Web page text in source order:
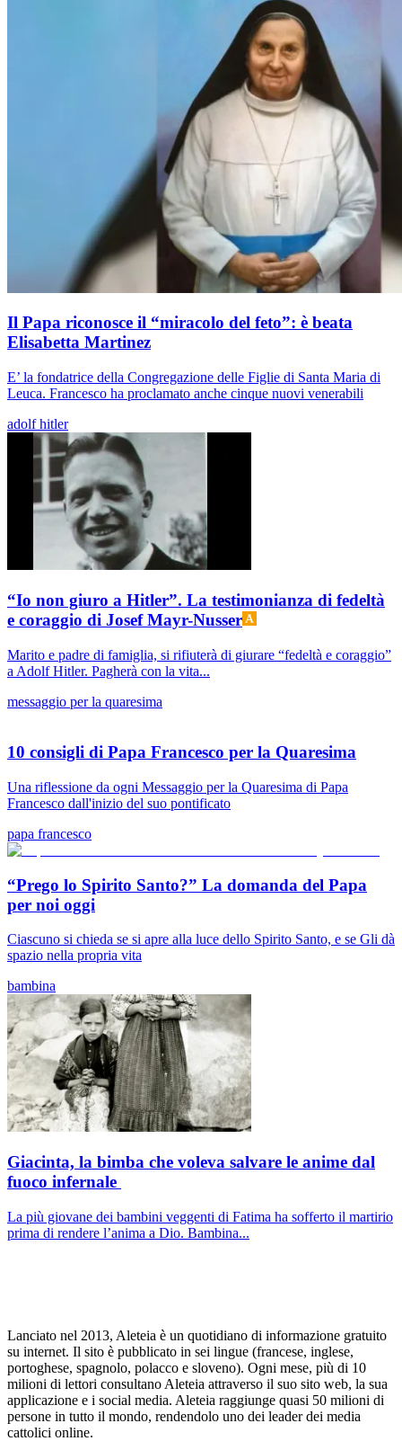
Il Papa riconosce il “miracolo del feto”: è beata
Elisabetta Martinez
E’ la fondatrice della Congregazione delle Figlie di Santa Maria di
Leuca. Francesco ha proclamato anche cinque nuovi venerabili
adolf hitler
“Io non giuro a Hitler”. La testimonianza di fedeltà
e coraggio di Josef Mayr-Nusser
Marito e padre di famiglia, si rifiuterà di giurare “fedeltà e coraggio”
a Adolf Hitler. Pagherà con la vita...
messaggio per la quaresima
10 consigli di Papa Francesco per la Quaresima
Una riflessione da ogni Messaggio per la Quaresima di Papa
Francesco dall'inizio del suo pontificato
papa francesco
“Prego lo Spirito Santo?” La domanda del Papa
per noi oggi
Ciascuno si chieda se si apre alla luce dello Spirito Santo, e se Gli dà
spazio nella propria vita
bambina
Giacinta, la bimba che voleva salvare le anime dal
fuoco infernale
La più giovane dei bambini veggenti di Fatima ha sofferto il martirio
prima di rendere l’anima a Dio. Bambina...
Lanciato nel 2013, Aleteia è un quotidiano di informazione gratuito
su internet. Il sito è pubblicato in sei lingue (francese, inglese,
portoghese, spagnolo, polacco e sloveno). Ogni mese, più di 10
milioni di lettori consultano Aleteia attraverso il suo sito web, la sua
applicazione e i social media. Aleteia raggiunge quasi 50 milioni di
persone in tutto il mondo, rendendolo uno dei leader dei media
cattolici online.